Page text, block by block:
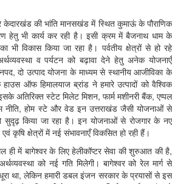
केदारखंड की भांति मानसखंड में स्थित कुमाऊं के पौराणिक
हेतु भी कार्य कर रही है। इसी क्रम में बैजनाथ धाम के
भी विकास किया जा रहा है। पर्वतीय क्षेत्रों से हो रहे
व पर्यटन को बढ़ावा देने हेतु अनेक योजनाएँ
दो उत्पाद योजना के माध्यम से स्थानीय आजीविका के
ऑफ हिमालयाज ब्रांड ने हमारे उत्पादों को वैश्विक
अतिरिक्त स्टेट मिलेट मिशन, फार्म मशीनरी बैंक, एप्पल
नीति, होम स्टे और वेड इन उत्तराखंड जैसी योजनाओं से
सुदृढ़ किया जा रहा है। इन योजनाओं से रोजगार के नए
कृषि क्षेत्रों में नई संभावनाएँ विकसित हो रही हैं।
ही में बागेश्वर के लिए हेलीकॉप्टर सेवा की शुरुआत की है,
को नई गति मिलेगी। बागेश्वर को रेल मार्ग से
था, लेकिन हमारी डबल इंजन सरकार के प्रयासों से इस